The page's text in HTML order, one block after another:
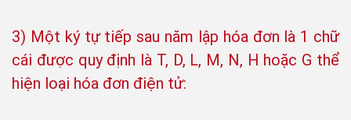
3) Một ký tự tiếp sau năm lập hóa đơn là 1 chữ
cái được quy định là T, D, L, M, N, H hoặc G thể
hiện loại hóa đơn điện tử: